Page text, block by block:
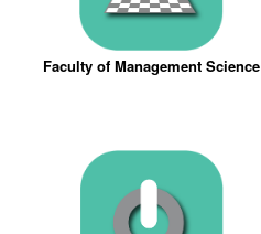
Faculty of Management Science